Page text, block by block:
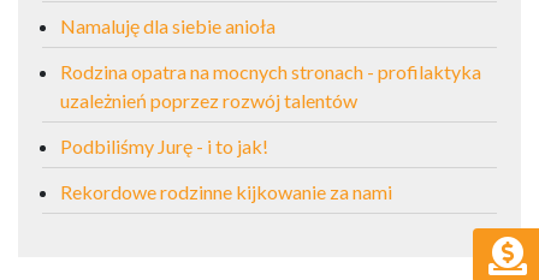
Namaluję dla siebie anioła
Rodzina opatra na mocnych stronach - profilaktyka
uzależnień poprzez rozwój talentów
Podbiliśmy Jurę - i to jak!
Rekordowe rodzinne kijkowanie za nami